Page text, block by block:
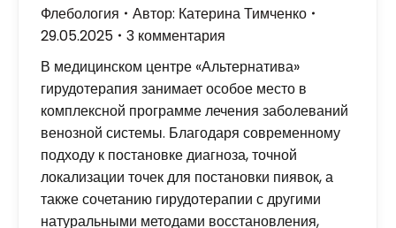
Флебология Автор: Катерина Тимченко
29.05.2025
3 комментария
В медицинском центре «Альтернатива»
гирудотерапия занимает особое место в
комплексной программе лечения заболеваний
венозной системы. Благодаря современному
подходу к постановке диагноза, точной
локализации точек для постановки пиявок, а
также сочетанию гирудотерапии с другими
натуральными методами восстановления,